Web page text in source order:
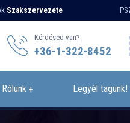
Szakszervezete
Kérdésed van?:
+36-1-322-8452
Rólunk Legyél tagunk!